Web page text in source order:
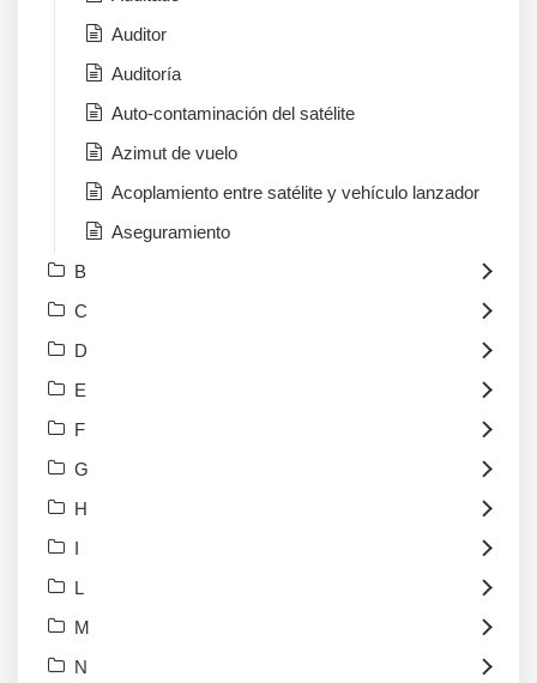
Auditor
Auditoría
Auto-contaminación del satélite
Azimut de vuelo
Acoplamiento entre satélite y vehículo lanzador
Aseguramiento
B
C
D
E
F
G
H
I
L
M
N